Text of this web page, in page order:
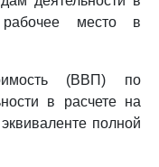
место в
(ВВП) по
в расчете на
полной